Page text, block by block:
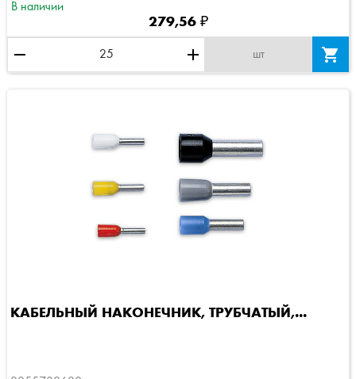
В наличии
279,56 ₽
remove add шт 
КАБЕЛЬНЫЙ НАКОНЕЧНИК, ТРУБЧАТЫЙ,...